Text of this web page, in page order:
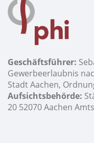
Geschäftsführer:
Gewerbeerlaubnis
Stadt Aachen,
Aufsichtsbehörde:
20 52070 Aachen